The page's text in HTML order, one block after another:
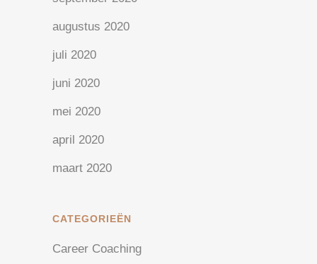
augustus 2020
juli 2020
juni 2020
mei 2020
april 2020
maart 2020
CATEGORIEËN
Career Coaching